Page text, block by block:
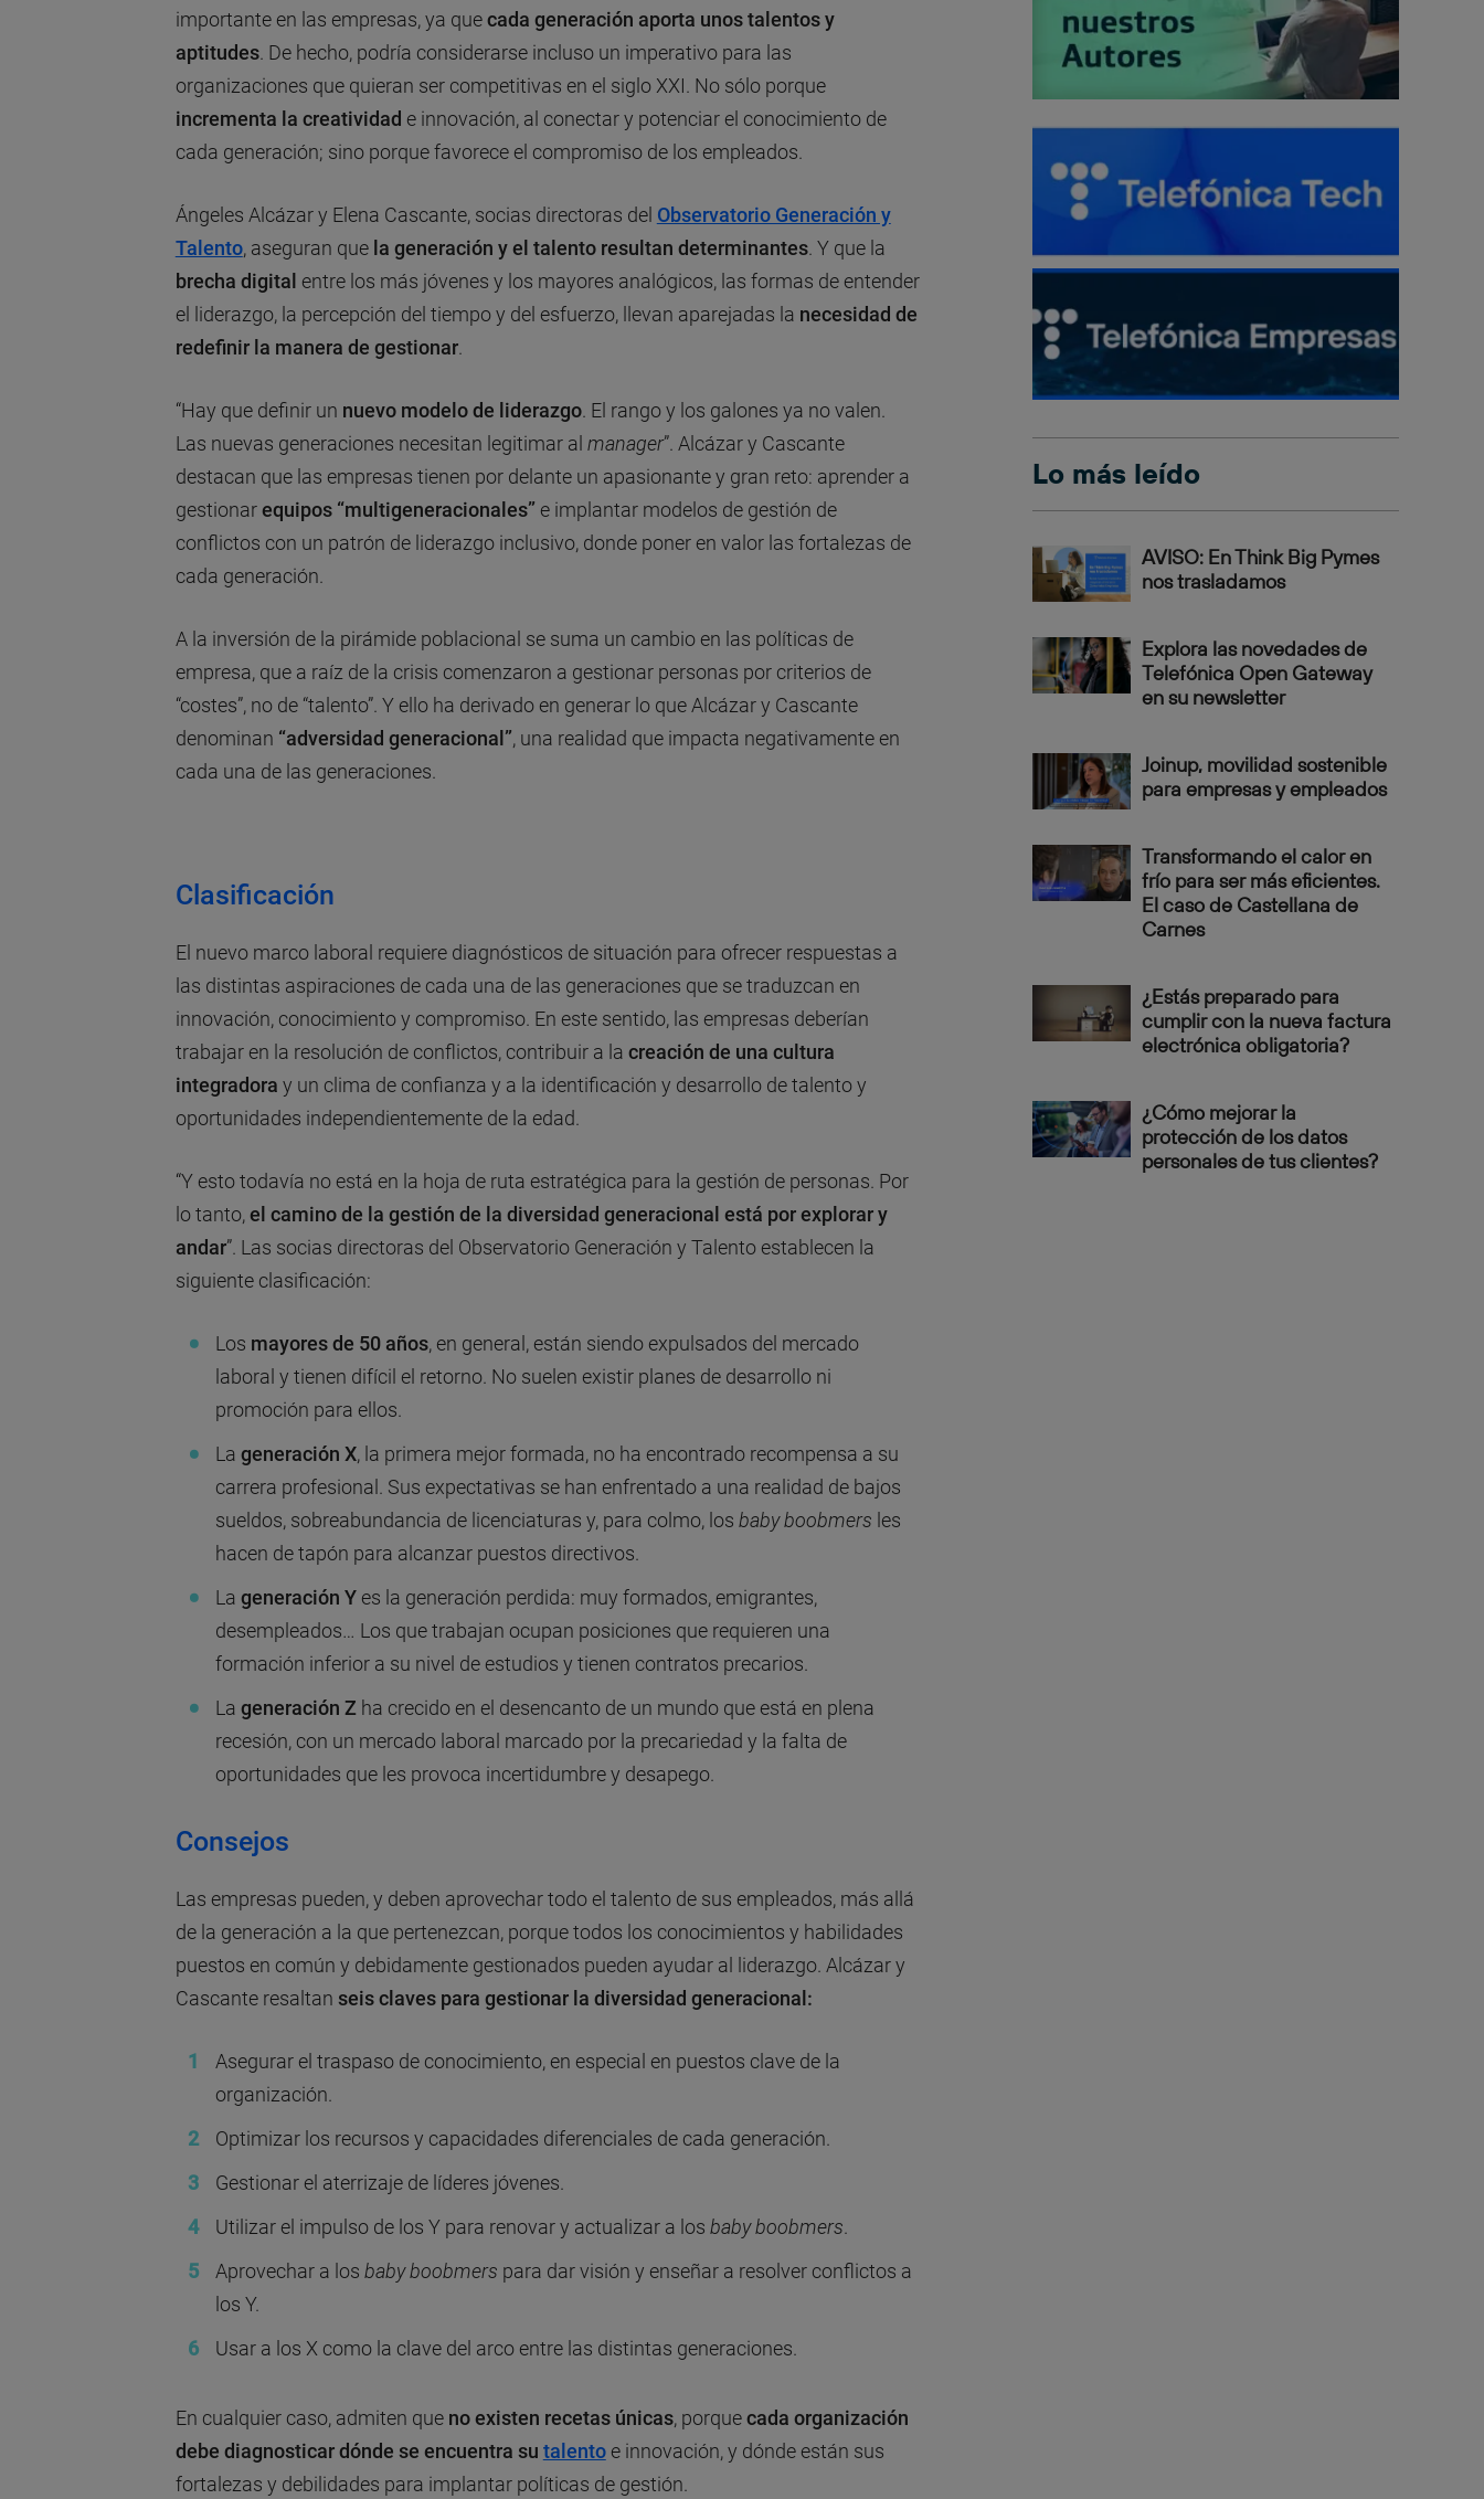
importante en las empresas, ya quecada generación aporta unos talentos y
aptitudes. De hecho, podría considerarse incluso un imperativo para las
organizaciones que quieran ser competitivas en el siglo XXI. No sólo porque
incrementa la creatividad e innovación, al conectar y potenciar el conocimiento de
cada generación; sino porque favorece el compromiso de los empleados.
Ángeles Alcázar y Elena Cascante, socias directoras del Observatorio Generación y
Talento, aseguran que la generación y el talento resultan determinantes. Y que la
brecha digital entre los más jóvenes y los mayores analógicos, las formas de entender
el liderazgo, la percepción del tiempo y del esfuerzo, llevan aparejadas la necesidad de
redefinir la manera de gestionar.
“Hay que definir un nuevo modelo de liderazgo. El rango y los galones ya no valen.
Las nuevas generaciones necesitan legitimar al manager”. Alcázar y Cascante
destacan que las empresas tienen por delante un apasionante y gran reto: aprender a
gestionarequipos “multigeneracionales” e implantar modelos de gestión de
conflictos con un patrón de liderazgo inclusivo, donde poner en valor las fortalezas de
cada generación.
A la inversión de la pirámide poblacional se suma un cambio en las políticas de
empresa, que a raíz de la crisis comenzaron a gestionar personas por criterios de
“costes”, no de “talento”. Y ello ha derivado en generar lo que Alcázar y Cascante
denominan “adversidad generacional”, una realidad que impacta negativamente en
cada una de las generaciones.
Clasificación
El nuevo marco laboral requiere diagnósticos de situación para ofrecer respuestas a
las distintas aspiraciones de cada una de las generaciones que se traduzcan en
innovación, conocimiento y compromiso. En este sentido, las empresas deberían
trabajar en la resolución de conflictos, contribuir a la creación de una cultura
integradora y un clima de confianza y a la identificación y desarrollo de talento y
oportunidades independientemente de la edad.
“Y esto todavía no está en la hoja de ruta estratégica para la gestión de personas. Por
lo tanto,el camino de la gestión de la diversidad generacional está por explorar y
andar”. Las socias directoras del Observatorio Generación y Talento establecen la
siguiente clasificación:
Los mayores de 50 años, en general, están siendo expulsados del mercado
laboral y tienen difícil el retorno. No suelen existir planes de desarrollo ni
promoción para ellos.
La generación X, la primera mejor formada, no ha encontrado recompensa a su
carrera profesional. Sus expectativas se han enfrentado a una realidad de bajos
sueldos, sobreabundancia de licenciaturas y, para colmo, los baby boobmers les
hacen de tapón para alcanzar puestos directivos.
La generación Yes la generación perdida: muy formados, emigrantes,
desempleados… Los que trabajan ocupan posiciones que requieren una
formación inferior a su nivel de estudios y tienen contratos precarios.
La generación Zha crecido en el desencanto de un mundo que está en plena
recesión, con un mercado laboral marcado por la precariedad y la falta de
oportunidades que les provoca incertidumbre y desapego.
Consejos
Las empresas pueden, y deben aprovechar todo el talento de sus empleados, más allá
de la generación a la que pertenezcan, porque todos los conocimientos y habilidades
puestos en común y debidamente gestionados pueden ayudar al liderazgo. Alcázar y
Cascante resaltan seis claves para gestionar la diversidad generacional:
Asegurar el traspaso de conocimiento, en especial en puestos clave de la
organización.
Optimizar los recursos y capacidades diferenciales de cada generación.
Gestionar el aterrizaje de líderes jóvenes.
Utilizar el impulso de los Y para renovar y actualizar a los baby boobmers.
Aprovechar a los baby boobmers para dar visión y enseñar a resolver conflictos a
los Y.
Usar a los X como la clave del arco entre las distintas generaciones.
En cualquier caso, admiten que no existen recetas únicas, porquecada organización
debe diagnosticar dónde se encuentra su talentoe innovación, y dónde están sus
fortalezas y debilidades para implantar políticas de gestión.
Lo más leído
AVISO: En Think Big Pymes
nos trasladamos
Explora las novedades de
Telefónica Open Gateway
en su newsletter
Joinup, movilidad sostenible
para empresas y empleados
Transformando el calor en
frío para ser más eficientes.
El caso de Castellana de
Carnes
¿Estás preparado para
cumplir con la nueva factura
electrónica obligatoria?
¿Cómo mejorar la
protección de los datos
personales de tus clientes?